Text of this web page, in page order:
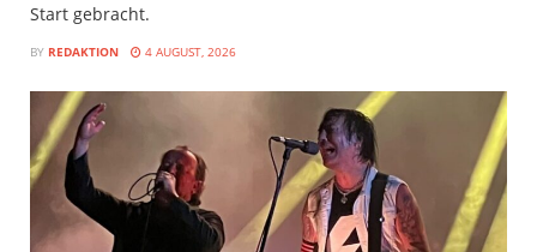
Start gebracht.
BY REDAKTION 4 AUGUST, 2026